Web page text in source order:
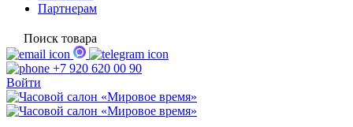
Партнерам
Поиск товара
+7 920 620 00 90
Войти